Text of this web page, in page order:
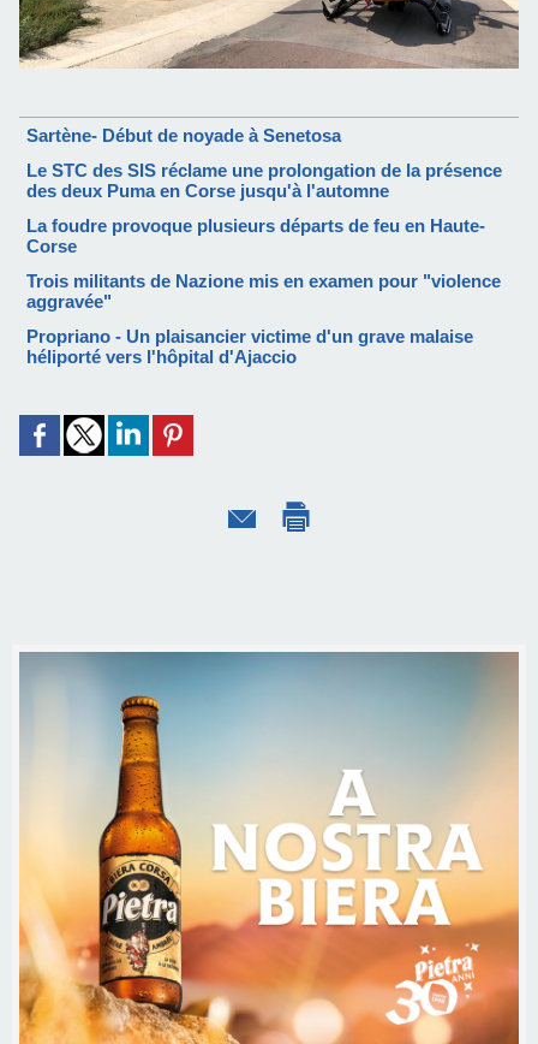
Sartène- Début de noyade à Senetosa
Le STC des SIS réclame une prolongation de la présence
des deux Puma en Corse jusqu'à l'automne
La foudre provoque plusieurs départs de feu en Haute-
Corse
Trois militants de Nazione mis en examen pour "violence
aggravée"
Propriano - Un plaisancier victime d'un grave malaise
héliporté vers l'hôpital d'Ajaccio